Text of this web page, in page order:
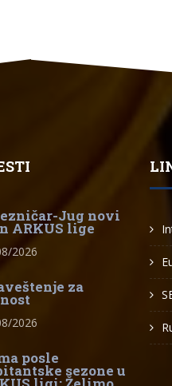
Jug novi
ARKUS lige
2026
za
2026
posle
sezone u